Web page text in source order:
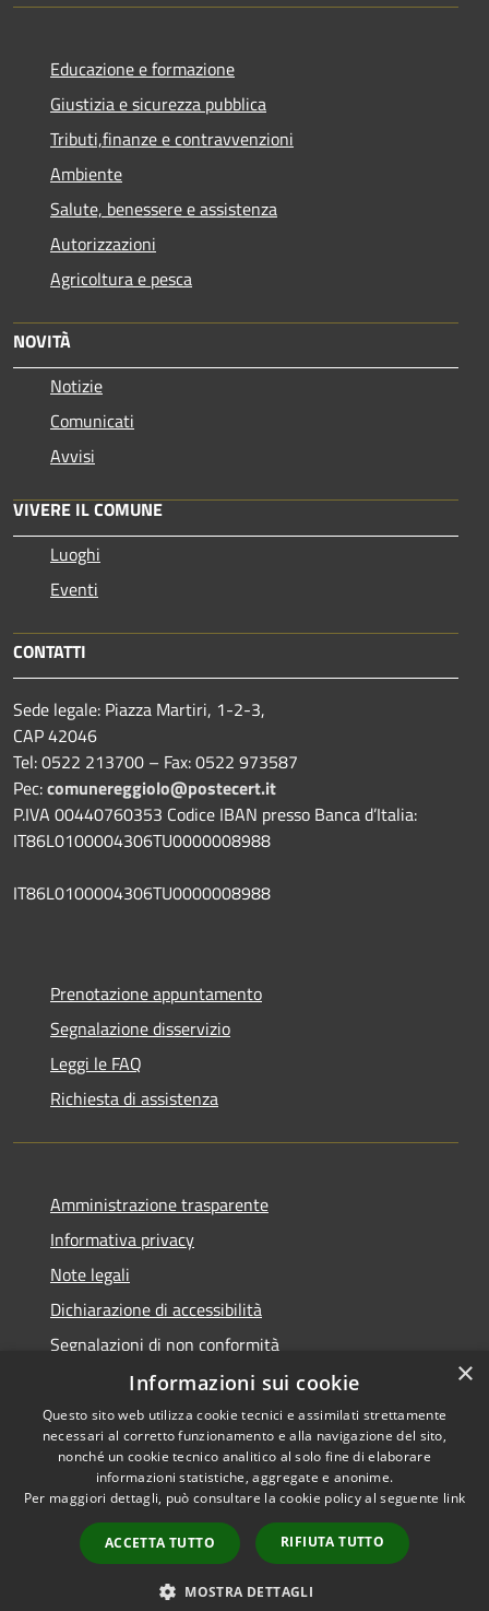
Educazione e formazione
Giustizia e sicurezza pubblica
Tributi,finanze e contravvenzioni
Ambiente
Salute, benessere e assistenza
Autorizzazioni
Agricoltura e pesca
NOVITÀ
Notizie
Comunicati
Avvisi
VIVERE IL COMUNE
Luoghi
Eventi
CONTATTI
Sede legale: Piazza Martiri, 1-2-3,
CAP 42046
Tel: 0522 213700 – Fax: 0522 973587
Pec:comunereggiolo@postecert.it
P.IVA 00440760353 Codice IBAN presso Banca d’Italia:
IT86L0100004306TU0000008988
IT86L0100004306TU0000008988
Prenotazione appuntamento
Segnalazione disservizio
Leggi le FAQ
Richiesta di assistenza
Amministrazione trasparente
Informativa privacy
Note legali
Dichiarazione di accessibilità
Segnalazioni di non conformità
Accessibilità
Privacy
Mappa del sito
AMT fino al 31/12/2021
Copyright © 2026 • Comune di
Reggiolo • Powered by
Municipium•Accesso
redazione
×
Informazioni sui cookie
Questo sito web utilizza cookie tecnici e assimilati strettamente
necessari al corretto funzionamento e alla navigazione del sito,
nonché un cookie tecnico analitico al solo fine di elaborare
informazioni statistiche, aggregate e anonime.
Per maggiori dettagli, può consultare la cookie policy al seguente link
ACCETTA TUTTO RIFIUTA TUTTO
MOSTRA DETTAGLI